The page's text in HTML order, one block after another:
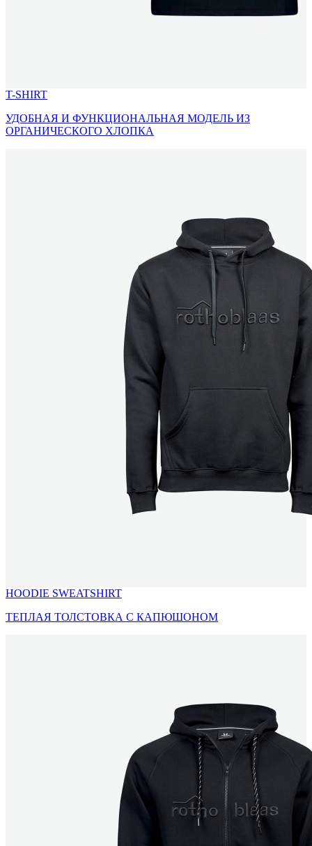
T-SHIRT
УДОБНАЯ И ФУНКЦИОНАЛЬНАЯ МОДЕЛЬ ИЗ
ОРГАНИЧЕСКОГО ХЛОПКА
HOODIE SWEATSHIRT
ТЕПЛАЯ ТОЛСТОВКА С КАПЮШОНОМ